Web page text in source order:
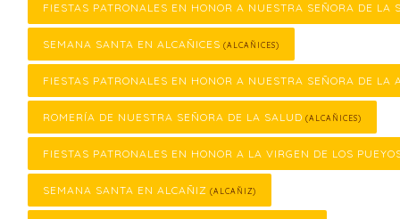
FIESTAS PATRONALES EN HONOR A NUESTRA SEÑORA DE LA
SEMANA SANTA EN ALCAÑICES (ALCAÑICES)
FIESTAS PATRONALES EN HONOR A NUESTRA SEÑORA DE LA
ROMERÍA DE NUESTRA SEÑORA DE LA SALUD (ALCAÑICES)
FIESTAS PATRONALES EN HONOR A LA VIRGEN DE LOS
SEMANA SANTA EN ALCAÑIZ (ALCAÑIZ)